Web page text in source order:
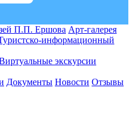
П.П. Ершова Арт-галерея
информационный
экскурсии
Документы Новости Отзывы